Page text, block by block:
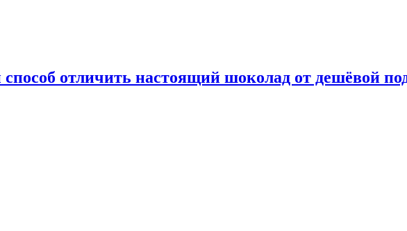
способ отличить настоящий шоколад от дешёвой